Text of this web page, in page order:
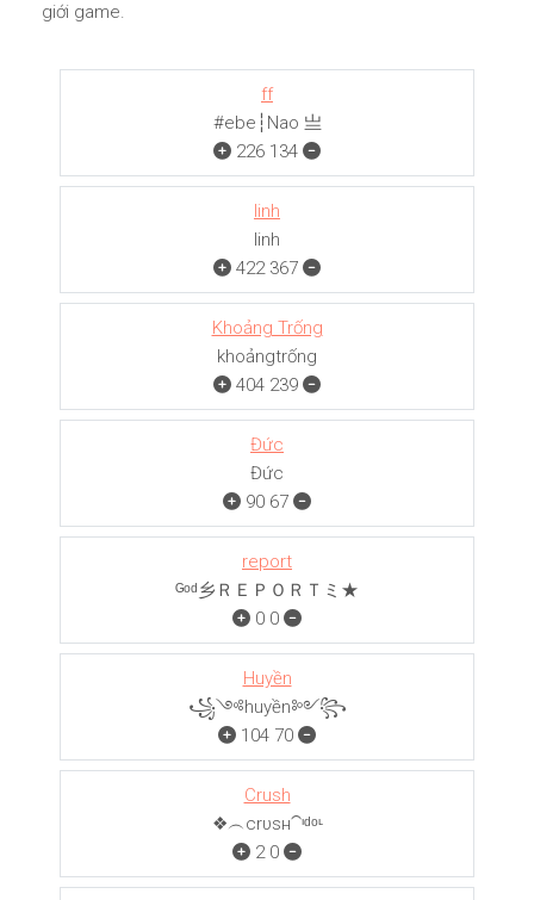
giới game.
ff
#ebe┆Nao 亗
226 134
linh
linh
422 367
Khoảng Trống
khoảngㅤㅤㅤtrống
404 239
Đức
Đức
90 67
report
ᴳᵒᵈ乡ＲＥＰＯＲＴミ★
0 0
Huyền
꧁༺huyền༻꧂
104 70
Crush
❖︵crυѕн⁀ᶦᵈᵒᶫ
2 0